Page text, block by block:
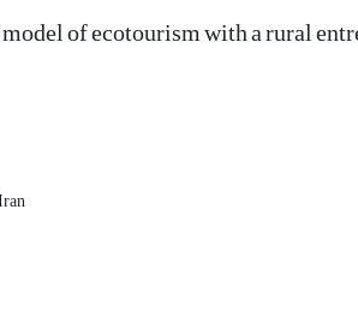
of ecotourism with a rural